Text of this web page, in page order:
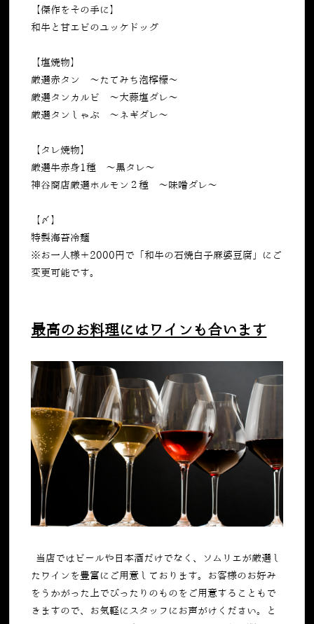
【傑作をその手に】
和牛と甘エビのユッケドッグ
【塩焼物】
厳選赤タン 〜たてみち泡檸檬〜
厳選タンカルビ 〜大蒜塩ダレ〜
厳選タンしゃぶ 〜ネギダレ〜
【タレ焼物】
厳選牛赤身1種 〜黒タレ〜
神谷商店厳選ホルモン２種 〜味噌ダレ〜
【〆】
特製海苔冷麺
※お一人様＋2000円で「和牛の石焼白子麻婆豆腐」にご
変更可能です。
最高のお料理にはワインも合います
当店ではビールや日本酒だけでなく、ソムリエが厳選し
たワインを豊富にご用意しております。お客様のお好み
をうかがった上でぴったりのものをご用意することもで
きますので、お気軽にスタッフにお声がけください。と